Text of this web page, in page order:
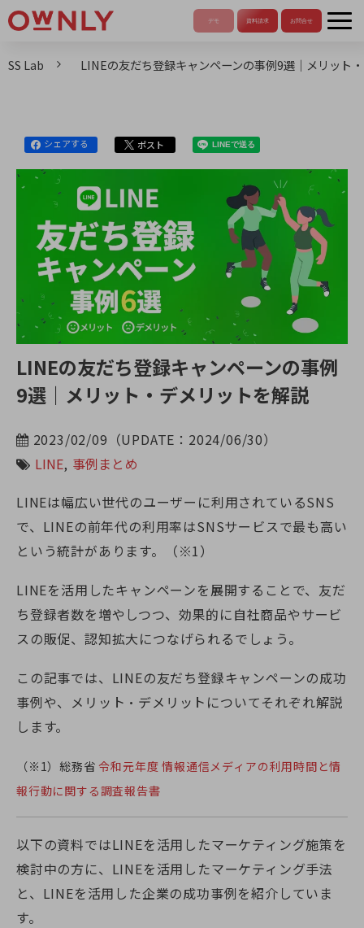
SS Lab LINEの友だち登録キャンペーンの事例9選｜メリット
シェアする ポスト LINEで送る
LINEの友だち登録キャンペーンの事例
9選｜メリット・デメリットを解説
2023/02/09（UPDATE：2024/06/30）
LINE, 事例まとめ
LINEは幅広い世代のユーザーに利用されているSNS
で、LINEの前年代の利用率はSNSサービスで最も高い
という統計があります。（※1）
LINEを活用したキャンペーンを展開することで、友だ
ち登録者数を増やしつつ、効果的に自社商品やサービ
スの販促、認知拡大につなげられるでしょう。
この記事では、LINEの友だち登録キャンペーンの成功
事例や、メリット・デメリットについてそれぞれ解説
します。
（※1）総務省令和元年度 情報通信メディアの利用時間と情
報行動に関する調査報告書
以下の資料ではLINEを活用したマーケティング施策を
検討中の方に、LINEを活用したマーケティング手法
と、LINEを活用した企業の成功事例を紹介していま
す。